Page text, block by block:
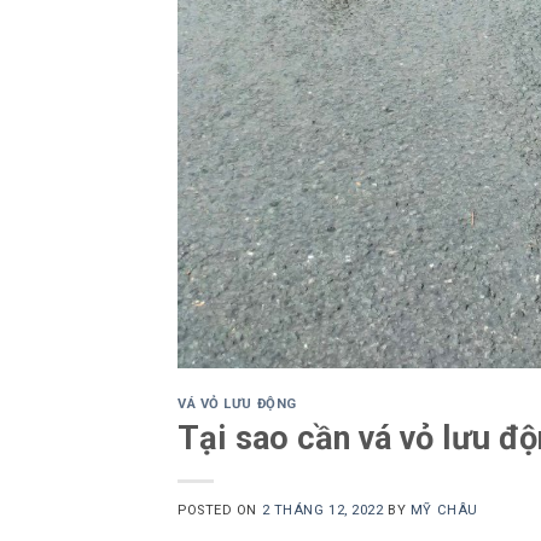
VÁ VỎ LƯU ĐỘNG
Tại sao cần vá vỏ lưu
POSTED ON 2 THÁNG 12, 2022 BY MỸ CHÂU